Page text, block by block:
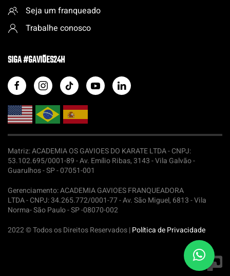
Seja um franqueado
Trabalhe conosco
SIGA #GAVIÕES24H
Matriz: ACADEMIA OS GAVIOES DO KARATE LTDA -CNPJ:
53.102.695/0001-89 - Av. Emílio Ribas, 3143 - Vila Galvão -
Guarulhos - SP - 07051-001
Gerenciamento: ACADEMIA GAVIOES FRANQUEADORA
LTDA -CNPJ: 34.265.772/0001-77 - Av. São Miguel, 6813 - Vila
Norma- São Paulo - SP -08070-002
2022 © Todos os Direitos Reservados |Política de Privacidade